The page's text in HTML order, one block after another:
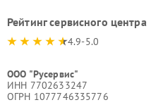
Рейтинг сервисного центра
4.9-5.0
ООО "Русервис"
ИНН 7702633247
ОГРН 1077746335776